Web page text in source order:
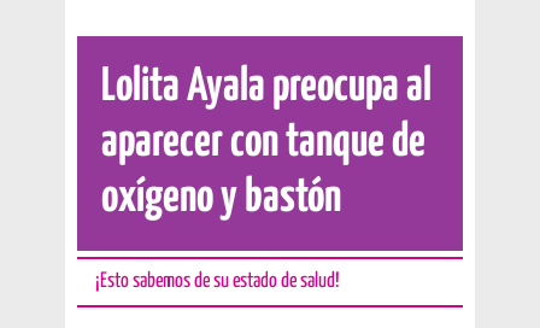
Lolita Ayala preocupa al
aparecer con tanque de
oxígeno y bastón
¡Esto sabemos de su estado de salud!